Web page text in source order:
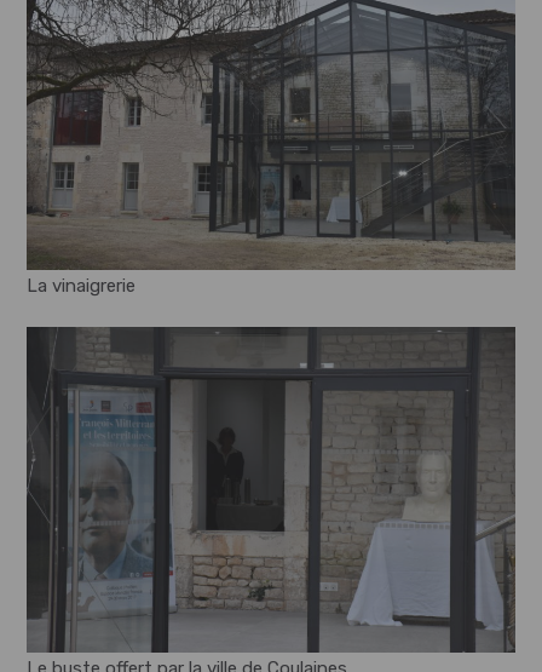
La vinaigrerie